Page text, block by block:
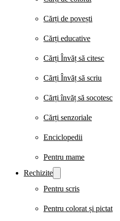
Cărți de povești
Cărți educative
Cărți Învăț să citesc
Cărți Învăț să scriu
Cărți învăț să socotesc
Cărți senzoriale
Enciclopedii
Pentru mame
Rechizite
Pentru scris
Pentru colorat și pictat